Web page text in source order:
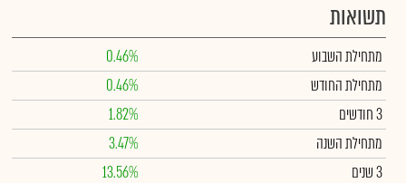
תשואות
מתחילת השבוע
0.46%
מתחילת החודש
0.46%
3 חודשים
1.82%
מתחילת השנה
3.47%
3 שנים
13.56%